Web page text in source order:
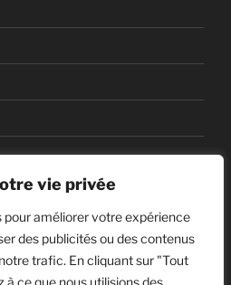
vie privée
pour améliorer votre expérience
des publicités ou des contenus
trafic. En cliquant sur "Tout
ce que nous utilisions des